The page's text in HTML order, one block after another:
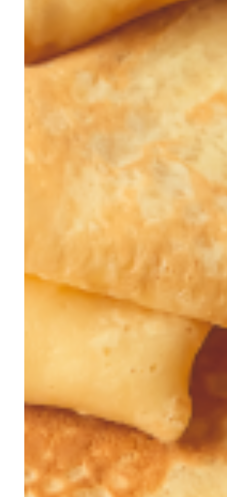
Visitas de Estudo
Experiências e Eventos
Events
Discovery Kids Camp
Yoga e Fitness
Massagens
Atividades Outdoors
Rentals
Cultura
S.E.R
Trabalhe Connosco
Contacto